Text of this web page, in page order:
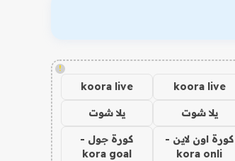
!
koora live
koora live
يلا شوت يلا شوت
كورة اون لاين -
kora onli
كورة جول -
kora goal